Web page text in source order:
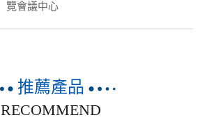
覽會議中心
推薦產品
RECOMMEND